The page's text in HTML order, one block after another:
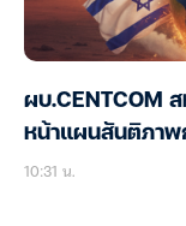
ผบ.CENTCOM
หน้าแผนสันติภาพ
10:31 น.